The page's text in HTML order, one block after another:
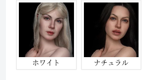
ホワイト ナチュラル